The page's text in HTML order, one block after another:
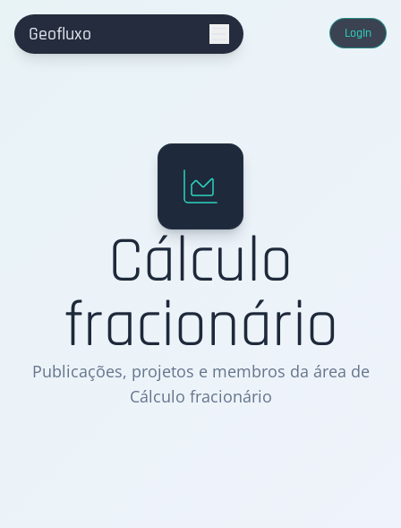
LogIn
Geofluxo
Cálculo
fracionário
Publicações, projetos e membros da área de
Cálculo fracionário